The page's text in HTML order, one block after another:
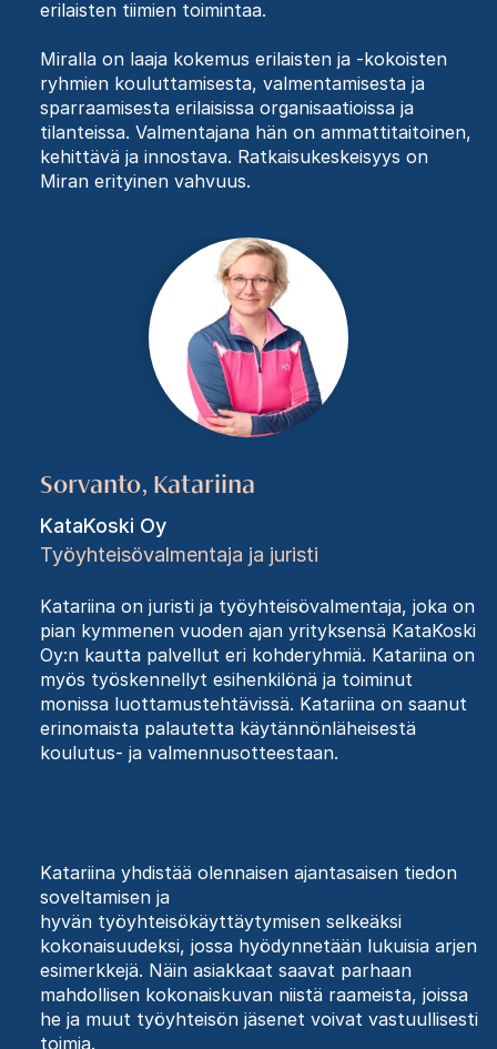
erilaisten tiimien toimintaa.
Miralla on laaja kokemus erilaisten ja -kokoisten
ryhmien kouluttamisesta, valmentamisesta ja
sparraamisesta erilaisissa organisaatioissa ja
tilanteissa. Valmentajana hän on ammattitaitoinen,
kehittävä ja innostava. Ratkaisukeskeisyys on
Miran erityinen vahvuus.
Sorvanto, Katariina
KataKoski Oy
Työyhteisövalmentaja ja juristi
Katariina on juristi ja työyhteisövalmentaja, joka on
pian kymmenen vuoden ajan yrityksensä KataKoski
Oy:n kautta palvellut eri kohderyhmiä. Katariina on
myös työskennellyt esihenkilönä ja toiminut
monissa luottamustehtävissä. Katariina on saanut
erinomaista palautetta käytännönläheisestä
koulutus- ja valmennusotteestaan.
Katariina yhdistää olennaisen ajantasaisen tiedon
soveltamisen ja
hyvän työyhteisökäyttäytymisen selkeäksi
kokonaisuudeksi, jossa hyödynnetään lukuisia arjen
esimerkkejä. Näin asiakkaat saavat parhaan
mahdollisen kokonaiskuvan niistä raameista, joissa
he ja muut työyhteisön jäsenet voivat vastuullisesti
toimia.